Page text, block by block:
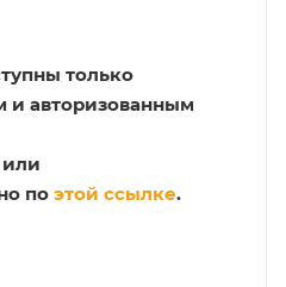
только
и авторизованным
или
по этой ссылке.